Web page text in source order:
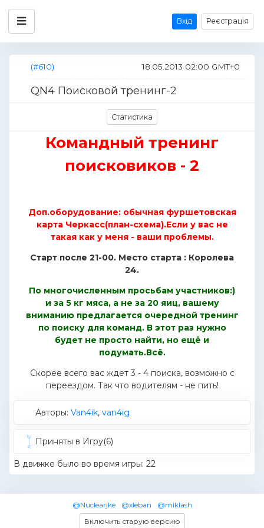
Вхід Реєстрація
(#610) 18.05.2013 02:00 GMT+0
QN4 Поисковой тренинг-2
Статистика
Командный тренинг
поисковиков - 2
Доп.оборудование: обычная фуршетовская
карта Черкасс(план-схема).Если у вас не
такая как у меня - ваши проблемы.
Старт после 21-00. Место старта : Королева
24.
По многочисленным просьбам участников:)
и за 5 кг мяса, а не за 20 яиц, вашему
вниманию предлагается очередной тренинг
по поиску для команд. В этот раз нужно
будет не просто найти, но ещё и
подумать.Всё.
Скорее всего вас ждет 3 - 4 поиска, возможно с
переездом. Так что водителям - не пить!
Авторы: Van4ik, van4ig
Приняты в Игру(6)
В движке было во время игры: 22
@Nuclearjke @xleban
@miklash
Включить старую версию